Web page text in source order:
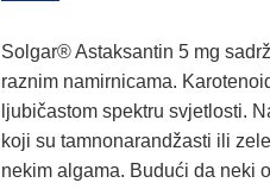
Solgar® Astaksantin 5 mg
raznim namirnicama.
ljubičastom spektru svjetlosti.
koji su tamnonarandžasti ili
nekim algama. Budući da neki